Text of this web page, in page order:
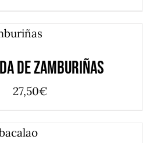
/
de Zamburiñas
27,50€